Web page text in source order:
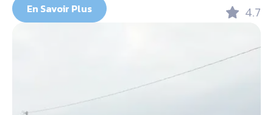
En Savoir Plus 4.7